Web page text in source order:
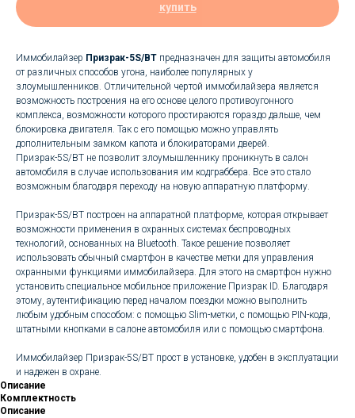
купить
Иммобилайзер Призрак-5S/BT предназначен для защиты автомобиля
от различных способов угона, наиболее популярных у
злоумышленников. Отличительной чертой иммобилайзера является
возможность построения на его основе целого противоугонного
комплекса, возможности которого простираются гораздо дальше, чем
блокировка двигателя. Так с его помощью можно управлять
дополнительным замком капота и блокираторами дверей.
Призрак-5S/BT не позволит злоумышленнику проникнуть в салон
автомобиля в случае использования им кодграббера. Все это стало
возможным благодаря переходу на новую аппаратную платформу.
Призрак-5S/BT построен на аппаратной платформе, которая открывает
возможности применения в охранных системах беспроводных
технологий, основанных на Bluetooth. Такое решение позволяет
использовать обычный смартфон в качестве метки для управления
охранными функциями иммобилайзера. Для этого на смартфон нужно
установить специальное мобильное приложение Призрак ID. Благодаря
этому, аутентификацию перед началом поездки можно выполнить
любым удобным способом: с помощью Slim-метки, с помощью PIN-кода,
штатными кнопками в салоне автомобиля или с помощью смартфона.
Иммобилайзер Призрак-5S/BT прост в установке, удобен в эксплуатации
и надежен в охране.
Описание
Комплектность
Описание